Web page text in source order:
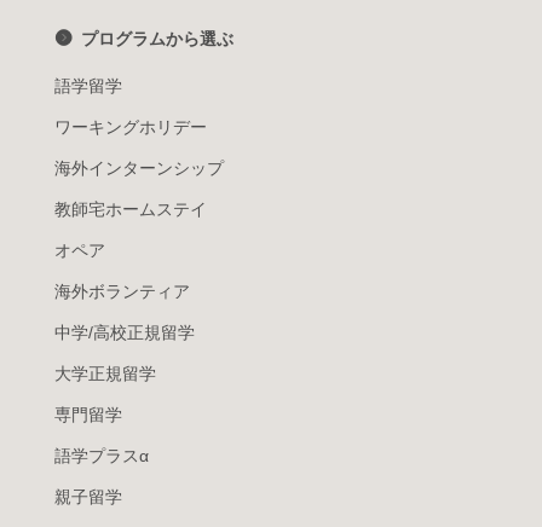
プログラムから選ぶ
語学留学
ワーキングホリデー
海外インターンシップ
教師宅ホームステイ
オペア
海外ボランティア
中学/高校正規留学
大学正規留学
専門留学
語学プラスα
親子留学